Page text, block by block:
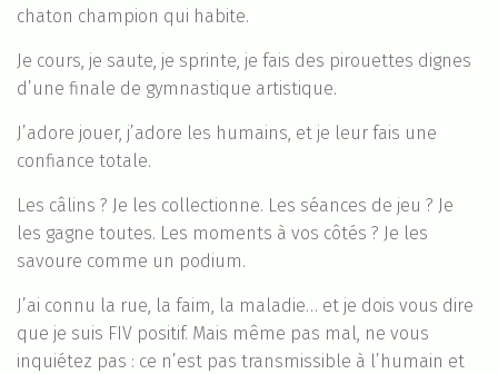
chaton champion qui habite.
Je cours, je saute, je sprinte, je fais des pirouettes dignes
d’une finale de gymnastique artistique.
J’adore jouer, j’adore les humains, et je leur fais une
confiance totale.
Les câlins ? Je les collectionne. Les séances de jeu ? Je
les gagne toutes. Les moments à vos côtés ? Je les
savoure comme un podium.
J’ai connu la rue, la faim, la maladie… et je dois vous dire
que je suis FIV positif. Mais même pas mal, ne vous
inquiétez pas : ce n’est pas transmissible à l’humain et